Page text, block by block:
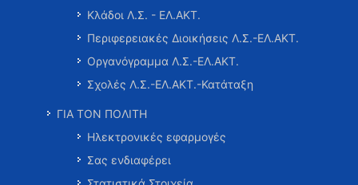
Κλάδοι Λ.Σ. - ΕΛ.ΑΚΤ.
Περιφερειακές Διοικήσεις Λ.Σ.-ΕΛ.ΑΚΤ.
Οργανόγραμμα Λ.Σ.-ΕΛ.ΑΚΤ.
Σχολές Λ.Σ.-ΕΛ.ΑΚΤ.-Κατάταξη
ΓΙΑ ΤΟΝ ΠΟΛΙΤΗ
Ηλεκτρονικές εφαρμογές
Σας ενδιαφέρει